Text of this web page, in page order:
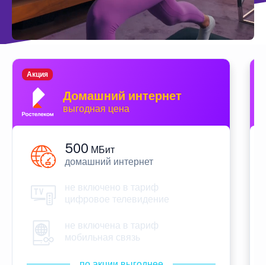
Домашний интернет
выгодная цена
Акция
500 МБит
домашний интернет
не включено в тариф
цифровое телевидение
не включена в тариф
мобильная связь